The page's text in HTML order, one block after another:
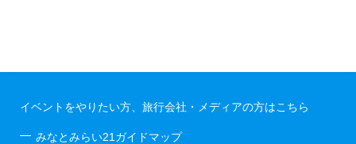
イベントをやりたい方、旅行会社・メディアの方はこちら
みなとみらい21ガイドマップ